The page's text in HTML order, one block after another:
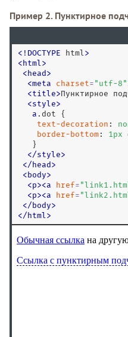
Пример 2. Пунктирное
< ! DOCTYPE html>
< html>
< head >
<meta charset= " utf-8 "
<title>Пунктирное
<style>
a .dot {
text-decoration :
border-bottom : 1px
   }
</style>
</ head >
< body>
<p><a href= "
<p><a href= "
</ body>
</ html>